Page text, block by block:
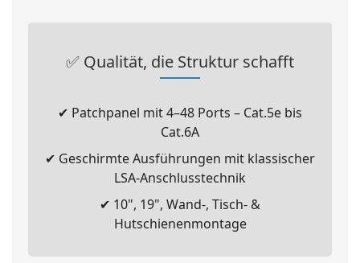
✅ Qualität, die Struktur schafft
✔ Patchpanel mit 4–48 Ports – Cat.5e bis
Cat.6A
✔ Geschirmte Ausführungen mit klassischer
LSA-Anschlusstechnik
✔ 10", 19", Wand-, Tisch- &
Hutschienenmontage